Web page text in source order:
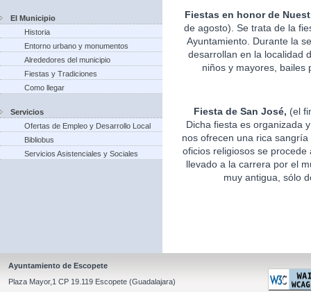
El Municipio
Historia
Entorno urbano y monumentos
Alrededores del municipio
Fiestas y Tradiciones
Como llegar
Servicios
Ofertas de Empleo y Desarrollo Local
Bibliobus
Servicios Asistenciales y Sociales
Fiestas en honor de
de agosto). Se trata de la
Ayuntamiento. Durante la
desarrollan en la localidad
niños y mayores, bailes
Fiesta de San José, (el
Dicha fiesta es organizada
nos ofrecen una rica
oficios religiosos se
llevado a la carrera por el
muy antigua, sólo
Ayuntamiento de Escopete
Plaza Mayor,1 CP 19.119 Escopete (Guadalajara)